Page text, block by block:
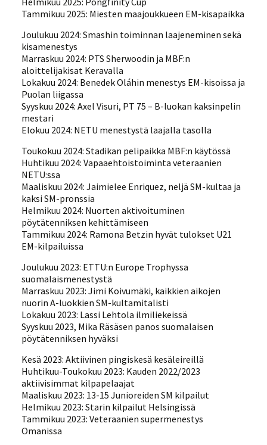
Tammikuu 2025: Miesten maajoukkueen EM-kisapaikka
Joulukuu 2024: Smashin toiminnan laajeneminen sekä
kisamenestys
Marraskuu 2024: PTS Sherwoodin ja MBF:n
aloittelijakisat Keravalla
Lokakuu 2024: Benedek Oláhin menestys EM-kisoissa ja
Puolan liigassa
Syyskuu 2024: Axel Visuri, PT 75 – B-luokan kaksinpelin
mestari
Elokuu 2024: NETU menestystä laajalla tasolla
Toukokuu 2024: Stadikan pelipaikka MBF:n käytössä
Huhtikuu 2024: Vapaaehtoistoiminta veteraanien
NETU:ssa
Maaliskuu 2024: Jaimielee Enriquez, neljä SM-kultaa ja
kaksi SM-pronssia
Helmikuu 2024: Nuorten aktivoituminen
pöytätenniksen kehittämiseen
Tammikuu 2024: Ramona Betzin hyvät tulokset U21
EM-kilpailuissa
Joulukuu 2023: ETTU:n Europe Trophyssa
suomalaismenestystä
Marraskuu 2023: Jimi Koivumäki, kaikkien aikojen
nuorin A-luokkien SM-kultamitalisti
Lokakuu 2023: Lassi Lehtola ilmiliekeissä
Syyskuu 2023, Mika Räsäsen panos suomalaisen
pöytätenniksen hyväksi
Kesä 2023: Aktiivinen pingiskesä kesäleireillä
Huhtikuu-Toukokuu 2023: Kauden 2022/2023
aktiivisimmat kilpapelaajat
Maaliskuu 2023: 13-15 Junioreiden SM kilpailut
Helmikuu 2023: Starin kilpailut Helsingissä
Tammikuu 2023: Veteraanien supermenestys
Omanissa